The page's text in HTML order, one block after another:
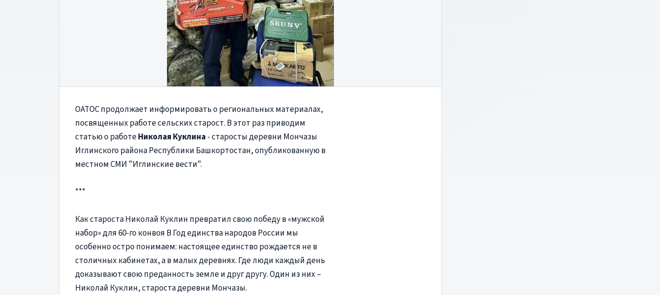
ОАТОС продолжает информировать о региональных материалах,
посвященных работе сельских старост. В этот раз приводим
статью о работеНиколая Куклина - старосты деревни Мончазы
Иглинского района Республики Башкортостан, опубликованную в
местном СМИ "Иглинские вести".
***
Как староста Николай Куклин превратил свою победу в «мужской
набор» для 60-го конвоя В Год единства народов России мы
особенно остро понимаем: настоящее единство рождается не в
столичных кабинетах, а в малых деревнях. Где люди каждый день
доказывают свою преданность земле и друг другу. Один из них –
Николай Куклин, староста деревни Мончазы.